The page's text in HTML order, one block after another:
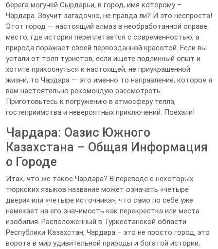
берега могучей Сырдарьи, в город, имя которому –
Чардара. Звучит загадочно, не правда ли? И это неспроста!
Этот город — настоящий алмаз в необработанной оправе,
место, где история переплетается с современностью, а
природа поражает своей первозданной красотой. Если вы
устали от толп туристов, если ищете подлинный опыт и
хотите прикоснуться к настоящей, не приукрашенной
жизни, то Чардара — это именно то направление, которое я
вам настоятельно рекомендую рассмотреть.
Приготовьтесь к погружению в атмосферу тепла,
гостеприимства и невероятных приключений. Поехали!
Чардара: Оазис Южного
Казахстана – Общая Информация
о Городе
Итак, что же такое Чардара? В переводе с некоторых
тюркских языков название может означать «четыре
двери» или «четыре источника», что само по себе уже
намекает на его значимость как перекрестка или места
изобилия. Расположенный в Туркестанской области
Республики Казахстан, Чардара – это не просто город, это
ворота в мир удивительной природы и богатой истории,